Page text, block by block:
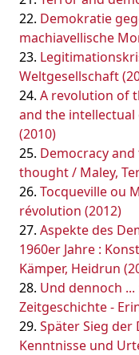
Demokratie
machiavellische
Weltgesellschaft
A revolution of
and the
(2010)
Democracy
thought / Maley,
Tocqueville ou
révolution (2012)
Aspekte des
1960er Jahre :
Kämper, Heidrun
Und dennoch
Zeitgeschichte -
Später Sieg
Kenntnisse und